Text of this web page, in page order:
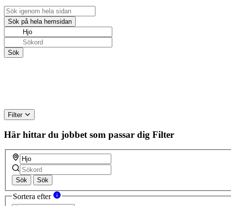
Filter
Här hittar du jobbet som passar dig Filter
Sök Sök
Sortera efter